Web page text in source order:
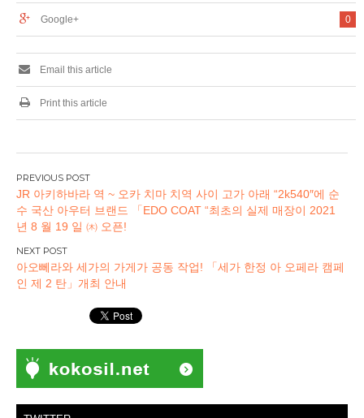
0
Google+
Email this article
Print this article
글
탐
색
JR 아키하바라 역 ~ 오카 치마 치역 사이 고가 아래 “2k540″에 순
수 국산 아우터 브랜드 「EDO COAT “최초의 실제 매장이 2021
년 8 월 19 일 ㈭ 오픈!
아오뻬라와 세가의 가게가 공동 작업! 「세가 한정 아 오페라 캠페
인 제 2 탄」개최 안내